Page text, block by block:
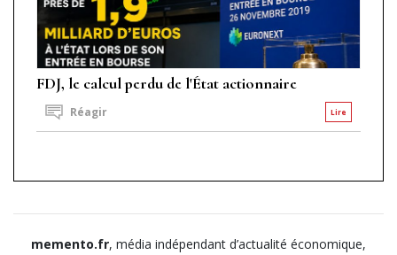
FDJ, le calcul perdu de l'État actionnaire
Lire
Réagir
memento.fr, média indépendant d’actualité économique,